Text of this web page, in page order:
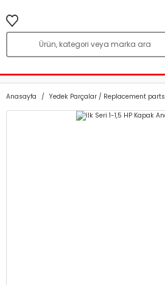
Anasayfa Yedek Parçalar / Replacement parts